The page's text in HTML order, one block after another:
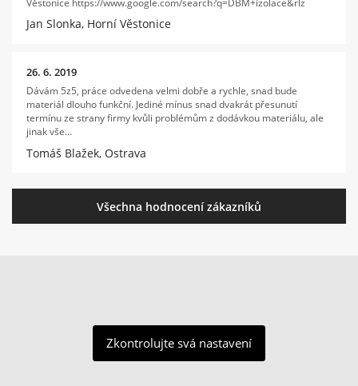
Jan Slonka, Horní Věstonice
26. 6. 2019
Dávám 5z5, práce odvedena velmi dobře a rychle, snad bude
materiál dlouho funkční. Jediné mínus snad dvakrát přesunutí
termínu ze strany firmy kvůli problémům z dodávkou materiálu, ale
jinak vše…
Tomáš Blažek, Ostrava
Všechna hodnocení zákazníků
Zkontrolujte svá nastavení